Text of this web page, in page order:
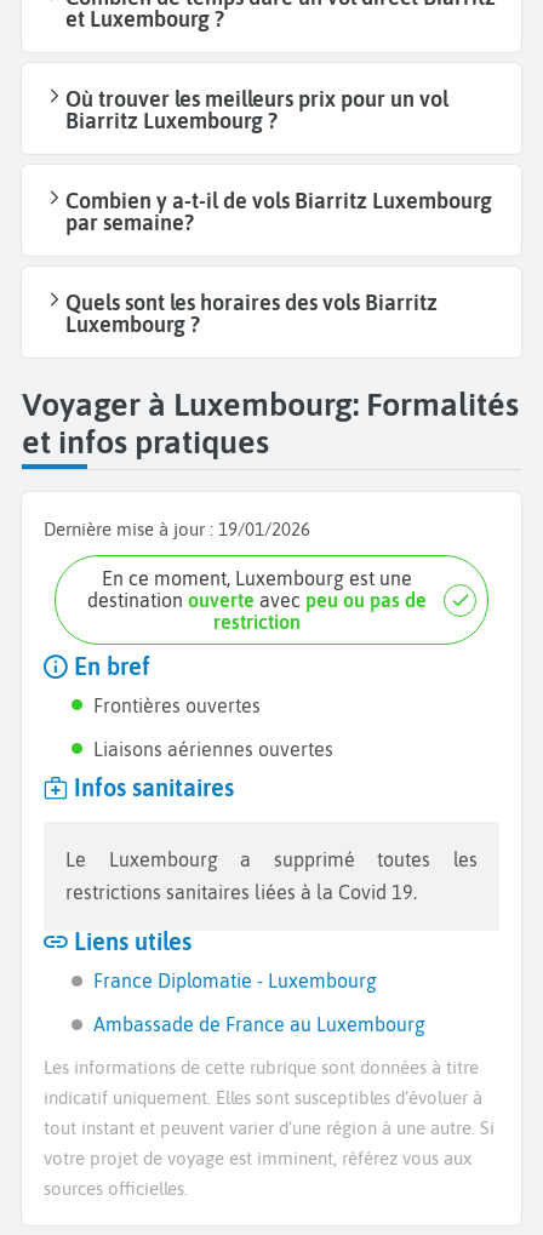
et Luxembourg ?
Où trouver les meilleurs prix pour un vol
Biarritz Luxembourg ?
Combien y a-t-il de vols Biarritz Luxembourg
par semaine?
Quels sont les horaires des vols Biarritz
Luxembourg ?
Voyager à Luxembourg: Formalités
et infos pratiques
Dernière mise à jour : 19/01/2026
En ce moment, Luxembourg est une
destinationouverte avec peu ou pas de
restriction
En bref
Frontières ouvertes
Liaisons aériennes ouvertes
Infos sanitaires
Le Luxembourg a supprimé toutes les
restrictions sanitaires liées à la Covid 19.
Liens utiles
France Diplomatie - Luxembourg
Ambassade de France au Luxembourg
Les informations de cette rubrique sont données à titre
indicatif uniquement. Elles sont susceptibles d’évoluer à
tout instant et peuvent varier d’une région à une autre. Si
votre projet de voyage est imminent, référez vous aux
sources officielles.